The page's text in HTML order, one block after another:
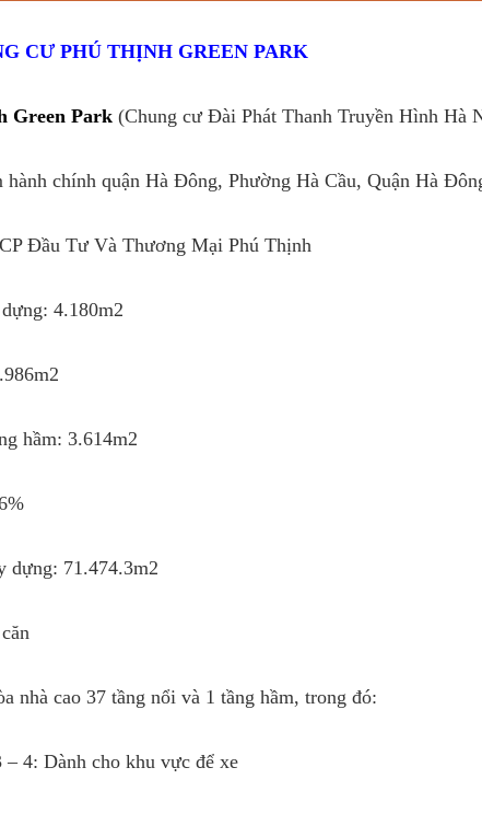
CƯ PHÚ THỊNH GREEN PARK
Green Park (Chung cư Đài Phát Thanh Truyền Hình Hà
hành chính quận Hà Đông, Phường Hà Cầu, Quận Hà
Đầu Tư Và Thương Mại Phú Thịnh
4.180m2
hầm: 3.614m2
dựng: 71.474.3m2
nhà cao 37 tầng nổi và 1 tầng hầm, trong đó:
– 4: Dành cho khu vực để xe